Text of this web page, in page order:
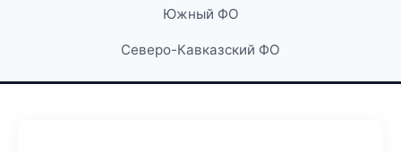
Южный ФО
Северо-Кавказский ФО